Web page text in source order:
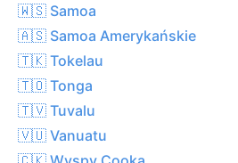
🇼🇸 Samoa
🇦🇸 Samoa Amerykańskie
🇹🇰 Tokelau
🇹🇴 Tonga
🇹🇻 Tuvalu
🇻🇺 Vanuatu